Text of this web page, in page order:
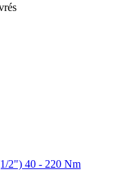
2") 40 - 220 Nm